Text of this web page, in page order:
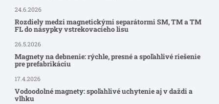
24.6.2026
Rozdiely medzi magnetickými separátormi SM, TM a TM
FL do násypky vstrekovacieho lisu
26.5.2026
Magnety na debnenie: rýchle, presné a spoľahlivé riešenie
pre prefabrikáciu
17.4.2026
Vodoodolné magnety: spoľahlivé uchytenie aj v daždi a
vlhku